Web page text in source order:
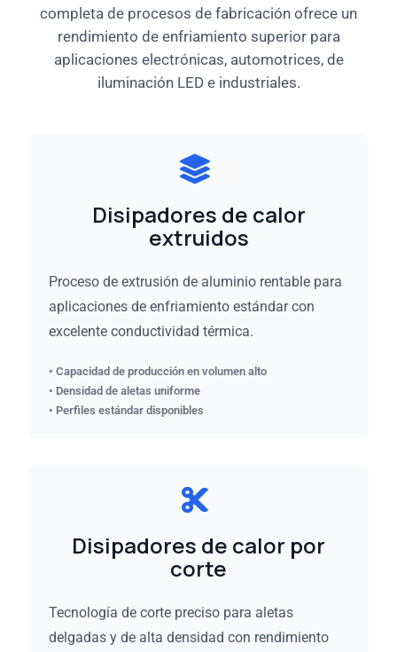
completa de procesos de fabricación ofrece un
rendimiento de enfriamiento superior para
aplicaciones electrónicas, automotrices, de
iluminación LED e industriales.
Disipadores de calor
extruidos
Proceso de extrusión de aluminio rentable para
aplicaciones de enfriamiento estándar con
excelente conductividad térmica.
• Capacidad de producción en volumen alto
• Densidad de aletas uniforme
• Perfiles estándar disponibles
Disipadores de calor por
corte
Tecnología de corte preciso para aletas
delgadas y de alta densidad con rendimiento